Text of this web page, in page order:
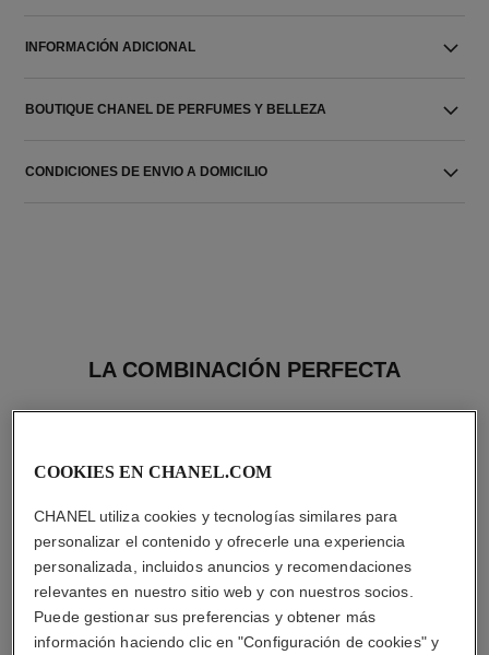
INFORMACIÓN ADICIONAL
BOUTIQUE CHANEL DE PERFUMES Y BELLEZA
CONDICIONES DE ENVIO A DOMICILIO
LA COMBINACIÓN PERFECTA
COOKIES EN CHANEL.COM
CHANEL utiliza cookies y tecnologías similares para
personalizar el contenido y ofrecerle una experiencia
personalizada, incluidos anuncios y recomendaciones
relevantes en nuestro sitio web y con nuestros socios.
Puede gestionar sus preferencias y obtener más
información haciendo clic en "Configuración de cookies" y